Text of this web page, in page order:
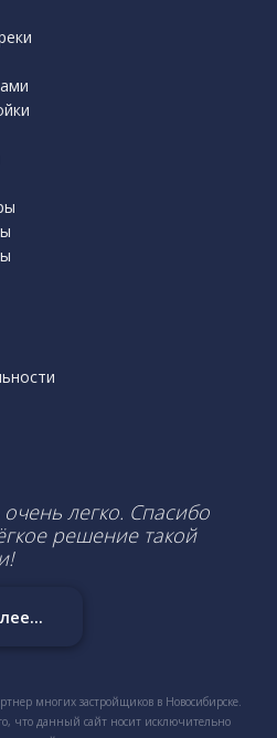
легко. Спасибо
решение такой
многих застройщиков в Новосибирске.
что данный сайт носит исключительно